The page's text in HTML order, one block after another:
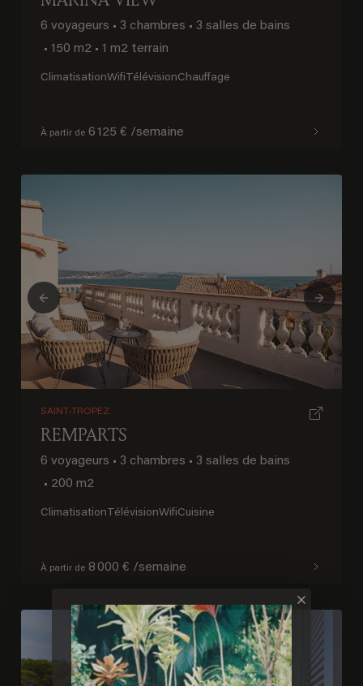
6 voyageurs • 3 chambres • 3 salles de bains
• 150 m2 • 1 m2 terrain
ClimatisationWifiTélévisionChauffage
À partir de 6 125 € /semaine
Previous Next
SAINT-TROPEZ
REMPARTS
6 voyageurs • 3 chambres • 3 salles de bains
• 200 m2
Climatisation TélévisionWifiCuisine
À partir de 8 000 € /semaine